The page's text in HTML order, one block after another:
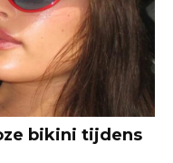
bikini tijdens